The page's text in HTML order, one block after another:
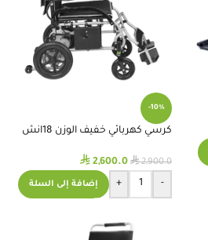
-10%
كرسي كهربائي خفيف الوزن 18انش
⃁2,900.0
⃁ 2,600.0
-
+ إضافة إلى السلة